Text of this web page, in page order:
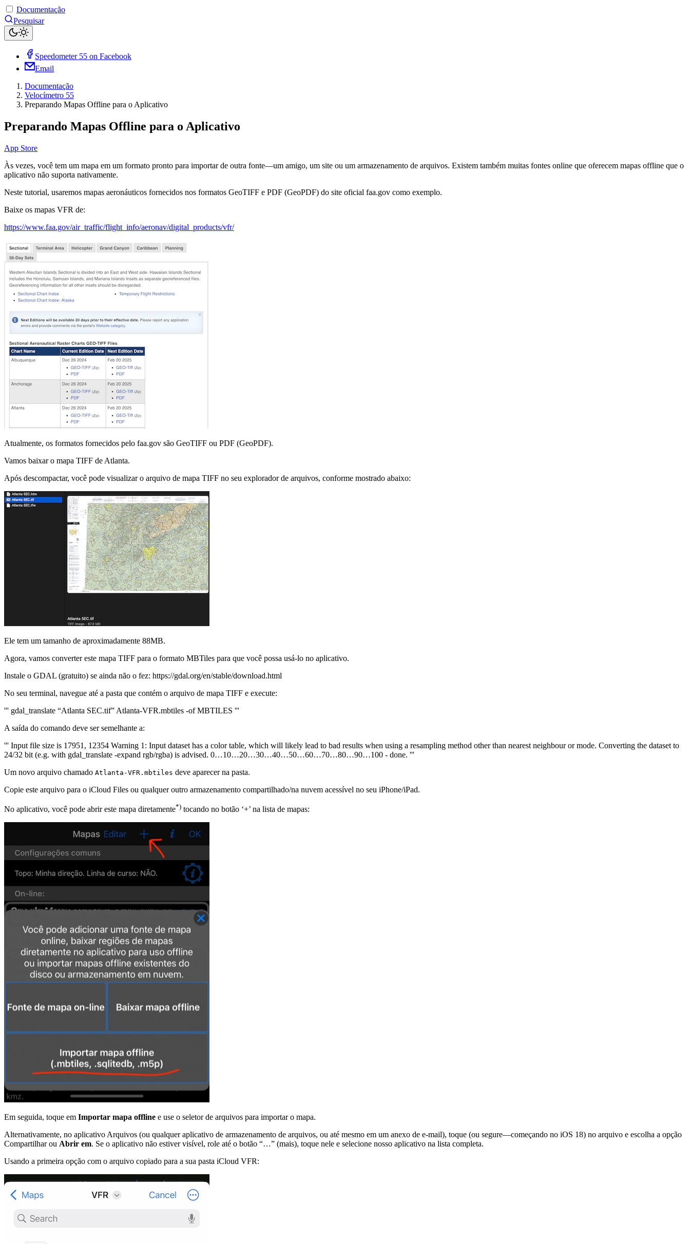
Documentação
Pesquisar
Speedometer 55 on Facebook
Email
Documentação
Velocímetro 55
Preparando Mapas Offline para o Aplicativo
Preparando Mapas Offline para o Aplicativo
App Store
Às vezes, você tem um mapa em um formato pronto para importar de outra fonte—um amigo, um site ou um armazenamento de arquivos. Existem também muitas fontes online que oferecem mapas offline que o
aplicativo não suporta nativamente.
Neste tutorial, usaremos mapas aeronáuticos fornecidos nos formatos GeoTIFF e PDF (GeoPDF) do site oficial faa.gov como exemplo.
Baixe os mapas VFR de:
https://www.faa.gov/air_traffic/flight_info/aeronav/digital_products/vfr/
Atualmente, os formatos fornecidos pelo faa.gov são GeoTIFF ou PDF (GeoPDF).
Vamos baixar o mapa TIFF de Atlanta.
Após descompactar, você pode visualizar o arquivo de mapa TIFF no seu explorador de arquivos, conforme mostrado abaixo:
Ele tem um tamanho de aproximadamente 88MB.
Agora, vamos converter este mapa TIFF para o formato MBTiles para que você possa usá-lo no aplicativo.
Instale o GDAL (gratuito) se ainda não o fez: https://gdal.org/en/stable/download.html
No seu terminal, navegue até a pasta que contém o arquivo de mapa TIFF e execute:
''' gdal_translate “Atlanta SEC.tif” Atlanta-VFR.mbtiles -of MBTILES '''
A saída do comando deve ser semelhante a:
''' Input file size is 17951, 12354 Warning 1: Input dataset has a color table, which will likely lead to bad results when using a resampling method other than nearest neighbour or mode. Converting the dataset to
24/32 bit (e.g. with gdal_translate -expand rgb/rgba) is advised. 0…10…20…30…40…50…60…70…80…90…100 - done. '''
Um novo arquivo chamado Atlanta-VFR.mbtiles deve aparecer na pasta.
Copie este arquivo para o iCloud Files ou qualquer outro armazenamento compartilhado/na nuvem acessível no seu iPhone/iPad.
No aplicativo, você pode abrir este mapa diretamente*) tocando no botão ‘+’ na lista de mapas:
Em seguida, toque em Importar mapa offline e use o seletor de arquivos para importar o mapa.
Alternativamente, no aplicativo Arquivos (ou qualquer aplicativo de armazenamento de arquivos, ou até mesmo em um anexo de e-mail), toque (ou segure—começando no iOS 18) no arquivo e escolha a opção
Compartilhar ou Abrir em. Se o aplicativo não estiver visível, role até o botão “…” (mais), toque nele e selecione nosso aplicativo na lista completa.
Usando a primeira opção com o arquivo copiado para a sua pasta iCloud VFR: